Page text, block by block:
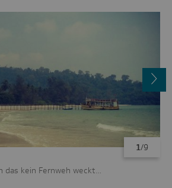
das kein Fernweh weckt…
1/9